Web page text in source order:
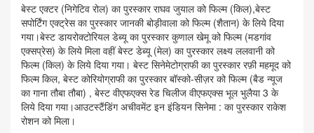
बेस्ट एक्टर (निगेटिव रोल) का पुरस्कार राघव जुयाल को फिल्म (किल),बेस्ट
सपोर्टिंग एक्ट्रेस का पुरस्कार जानकी बोड़ीवाला को फिल्म (शैतान) के लिये दिया
गया।बेस्ट डायरोक्टोरियल डेब्यू का पुरस्कार कुणाल खेमू को फिल्म (मडगांव
एक्सप्रेस) के लिये मिला वहीं बेस्ट डेब्यू (मेल) का पुरस्कार लक्ष्य ललवानी को
फिल्म (किल) के लिये दिया गया। बेस्ट सिनेमेटोग्राफी का पुरस्कार रफ़ी महमूद को
फिल्म किल, बेस्ट कोरियोग्राफी का पुरस्कार बॉस्को-सीज़र को फिल्म (बैड न्यूज
का गाना तौबा तौबा) , बेस्ट वीएफएक्स रेड चिलीज वीएफएक्स भूल भुलैया 3 के
लिये दिया गया।आउटस्टैंडिंग अचीवमेंट इन इंडियन सिनेमा : का पुरस्कार राकेश
रोशन को मिला।